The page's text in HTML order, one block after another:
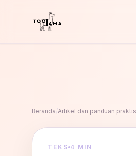
Beranda Artikel dan panduan praktis
TEKS 4 MIN